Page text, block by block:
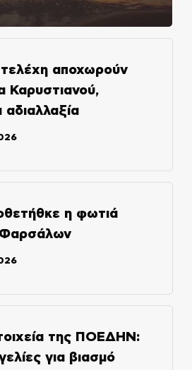
αποχωρούν
Καρυστιανού,
αδιαλλαξία
η φωτιά
της ΠΟΕΔΗΝ:
για βιασμό